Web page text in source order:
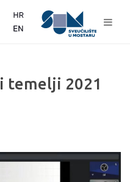
temelji 2021